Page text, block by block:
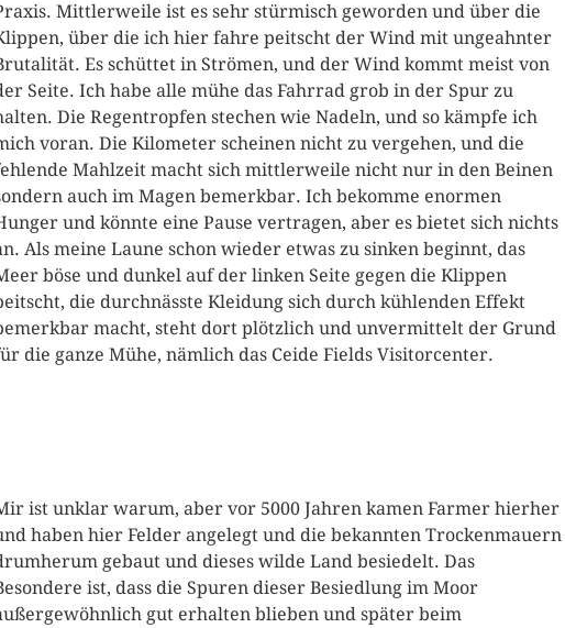
Mittlerweile ist es sehr stürmisch geworden und über die
über die ich hier fahre peitscht der Wind mit ungeahnter
Es schüttet in Strömen, und der Wind kommt meist von
Seite. Ich habe alle mühe das Fahrrad grob in der Spur zu
Die Regentropfen stechen wie Nadeln, und so kämpfe ich
voran. Die Kilometer scheinen nicht zu vergehen, und die
Mahlzeit macht sich mittlerweile nicht nur in den Beinen
auch im Magen bemerkbar. Ich bekomme enormen
und könnte eine Pause vertragen, aber es bietet sich nichts
Als meine Laune schon wieder etwas zu sinken beginnt, das
böse und dunkel auf der linken Seite gegen die Klippen
die durchnässte Kleidung sich durch kühlenden Effekt
macht, steht dort plötzlich und unvermittelt der Grund
die ganze Mühe, nämlich das Ceide Fields Visitorcenter.
ist unklar warum, aber vor 5000 Jahren kamen Farmer hierher
haben hier Felder angelegt und die bekannten Trockenmauern
gebaut und dieses wilde Land besiedelt. Das
ist, dass die Spuren dieser Besiedlung im Moor
gut erhalten blieben und später beim